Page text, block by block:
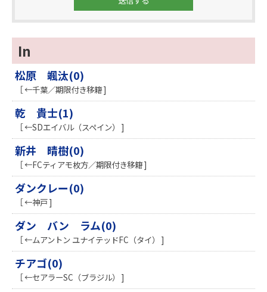
In
松原 颯汰(0)
［ ←千葉／期限付き移籍 ]
乾 貴士(1)
［ ←SDエイバル（スペイン） ]
新井 晴樹(0)
［ ←FCティアモ枚方／期限付き移籍 ]
ダンクレー(0)
［ ←神戸 ]
ダン バン ラム(0)
［ ←ムアントン ユナイテッドFC（タイ） ]
チアゴ(0)
［ ←セアラーSC（ブラジル） ]